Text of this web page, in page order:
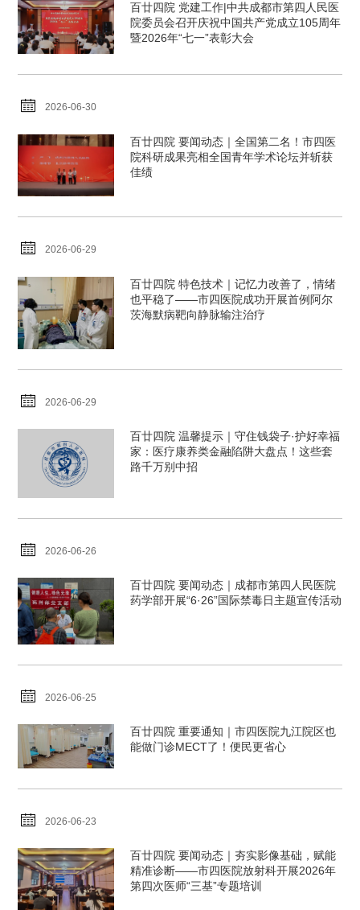
百廿四院 党建工作|中共成都市第四人民医
院委员会召开庆祝中国共产党成立105周年
暨2026年“七一”表彰大会
2026-06-30
百廿四院 要闻动态｜全国第二名！市四医
院科研成果亮相全国青年学术论坛并斩获
佳绩
2026-06-29
百廿四院 特色技术｜记忆力改善了，情绪
也平稳了——市四医院成功开展首例阿尔
茨海默病靶向静脉输注治疗
2026-06-29
百廿四院 温馨提示｜守住钱袋子·护好幸福
家：医疗康养类金融陷阱大盘点！这些套
路千万别中招
2026-06-26
百廿四院 要闻动态｜成都市第四人民医院
药学部开展“6·26”国际禁毒日主题宣传活动
2026-06-25
百廿四院 重要通知｜市四医院九江院区也
能做门诊MECT了！便民更省心
2026-06-23
百廿四院 要闻动态｜夯实影像基础，赋能
精准诊断——市四医院放射科开展2026年
第四次医师“三基”专题培训